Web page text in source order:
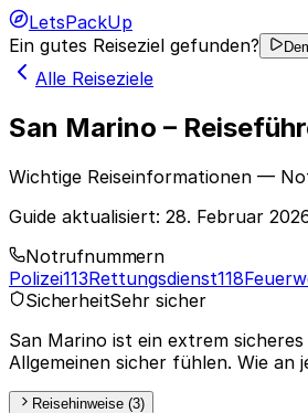
LetsPackUp
Ein gutes Reiseziel gefunden?
Alle Reiseziele
San Marino –
Wichtige Reiseinformationen —
Guide aktualisiert: 28. Februar
Notrufnummern
Polizei113Rettungsdienst118
SicherheitSehr sicher
San Marino ist ein extrem
Allgemeinen sicher fühlen. Wie an
Reisehinweise (3)